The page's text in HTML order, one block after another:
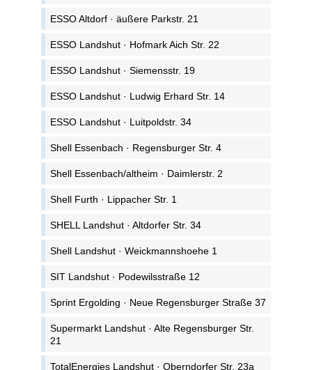
ESSO Altdorf · äußere Parkstr. 21
ESSO Landshut · Hofmark Aich Str. 22
ESSO Landshut · Siemensstr. 19
ESSO Landshut · Ludwig Erhard Str. 14
ESSO Landshut · Luitpoldstr. 34
Shell Essenbach · Regensburger Str. 4
Shell Essenbach/altheim · Daimlerstr. 2
Shell Furth · Lippacher Str. 1
SHELL Landshut · Altdorfer Str. 34
Shell Landshut · Weickmannshoehe 1
SIT Landshut · Podewilsstraße 12
Sprint Ergolding · Neue Regensburger Straße 37
Supermarkt Landshut · Alte Regensburger Str.
21
TotalEnergies Landshut · Oberndorfer Str. 23a